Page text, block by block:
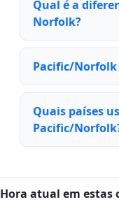
Qual é a
Norfolk?
Pacific/Norfolk
Quais países
Pacific/
Hora atual em estas